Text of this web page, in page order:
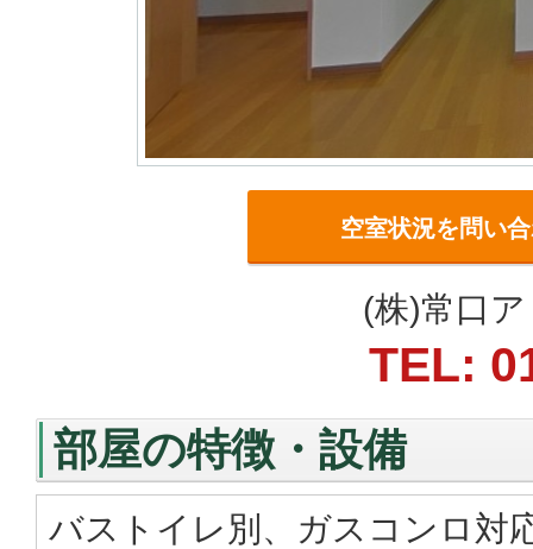
空室状況を問い
(株)常口
TEL:
部屋の特徴・設備
バストイレ別、ガスコンロ対